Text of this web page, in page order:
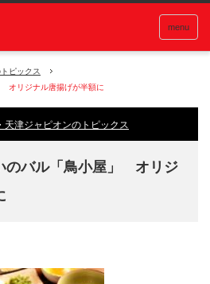
menu
ピックス
オリジナル唐揚げが半額に
天津ジャピオンのトピックス
のバル「鳥小屋」 オリジ